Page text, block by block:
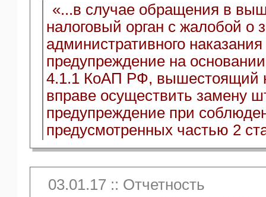
«...в случае обращения в
налоговый орган с жалобой о
административного
предупреждение на
4.1.1 КоАП РФ, вышестоящий
вправе осуществить замену
предупреждение при
предусмотренных частью 2
03.01.17 :: Отчетность